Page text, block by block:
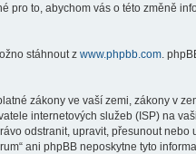
pro to, abychom vás o této změně
stáhnout z www.phpbb.com .
zákony ve vaší zemi, zákony v
internetových služeb (ISP) na
odstranit, upravit, přesunout
ani phpBB neposkytne tyto